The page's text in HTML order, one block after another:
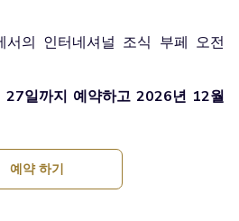
서의 인터네셔널 조식 부페 오전
일까지 예약하고 2026년 12월
예약 하기
닫